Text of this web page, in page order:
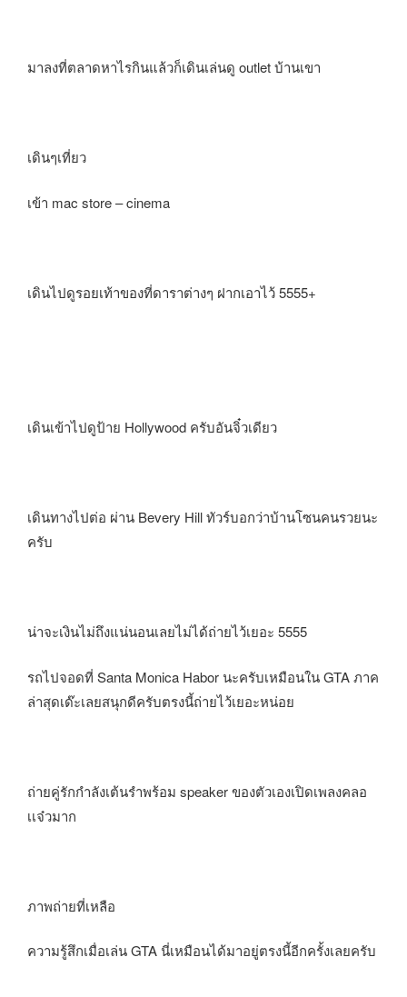
มาลงที่ตลาดหาไรกินแล้วก็เดินเล่นดู outlet บ้านเขา
เดินๆเที่ยว
เข้า mac store – cinema
เดินไปดูรอยเท้าของที่ดาราต่างๆ ฝากเอาไว้ 5555+
เดินเข้าไปดูป้าย Hollywood ครับอันจิ๋วเดียว
เดินทางไปต่อ ผ่าน Bevery Hill ทัวร์บอกว่าบ้านโซนคนรวยนะ
ครับ
น่าจะเงินไม่ถึงแน่นอนเลยไม่ได้ถ่ายไว้เยอะ 5555
รถไปจอดที่ Santa Monica Habor นะครับเหมือนใน GTA ภาค
ล่าสุดเด๊ะเลยสนุกดีครับตรงนี้ถ่ายไว้เยอะหน่อย
ถ่ายคู่รักกำลังเต้นรำพร้อม speaker ของตัวเองเปิดเพลงคลอ
เเจ๋วมาก
ภาพถ่ายที่เหลือ
ความรู้สึกเมื่อเล่น GTA นี่เหมือนได้มาอยู่ตรงนี้อีกครั้งเลยครับ